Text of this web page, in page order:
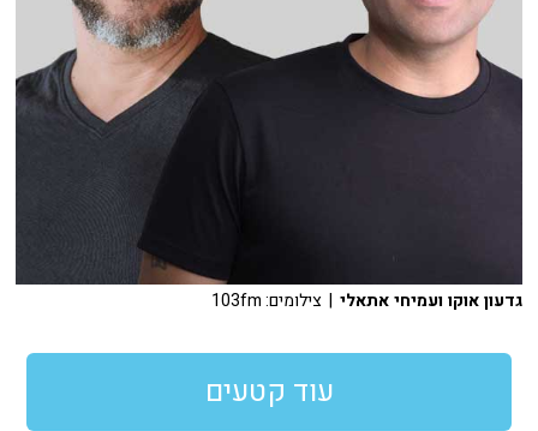
גדעון אוקו ועמיחי אתאלי | צילומים: 103fm
עוד קטעים